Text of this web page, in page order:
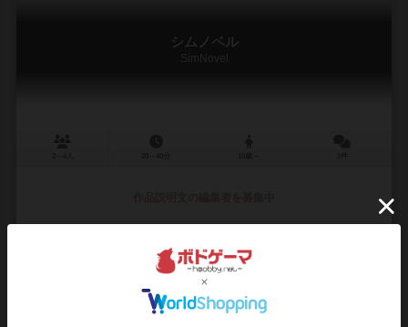
シムノベル
SimNovel
33
経験あり お気に入り